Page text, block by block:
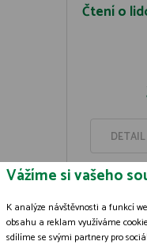
Čtení o
DETAIL
Vážíme si vašeho
K analýze návštěvnosti a funkcí
obsahu a reklam využíváme
sdílíme se svými partnery pro